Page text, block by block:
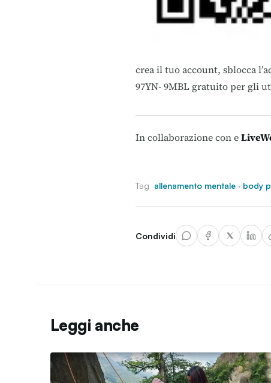
crea il tuo account, sblocca
97YN- 9MBL gratuito per gli
In collaborazione cone
Tag allenamento mentale · body
Condividi
Leggi anche